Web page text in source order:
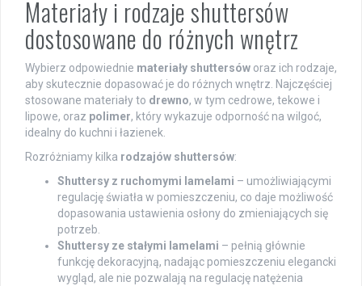
Materiały i rodzaje shuttersów
dostosowane do różnych wnętrz
Wybierz odpowiednie materiały shuttersów oraz ich rodzaje,
aby skutecznie dopasować je do różnych wnętrz. Najczęściej
stosowane materiały to drewno, w tym cedrowe, tekowe i
lipowe, oraz polimer, który wykazuje odporność na wilgoć,
idealny do kuchni i łazienek.
Rozróżniamy kilka rodzajów shuttersów:
Shuttersy z ruchomymi lamelami – umożliwiającymi
regulację światła w pomieszczeniu, co daje możliwość
dopasowania ustawienia osłony do zmieniających się
potrzeb.
Shuttersy ze stałymi lamelami – pełnią głównie
funkcję dekoracyjną, nadając pomieszczeniu elegancki
wygląd, ale nie pozwalają na regulację natężenia